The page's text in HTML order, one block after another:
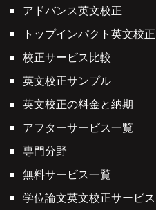
アドバンス英文校正
トップインパクト英文校正
校正サービス比較
英文校正サンプル
英文校正の料金と納期
アフターサービス一覧
専門分野
無料サービス一覧
学位論文英文校正サービス